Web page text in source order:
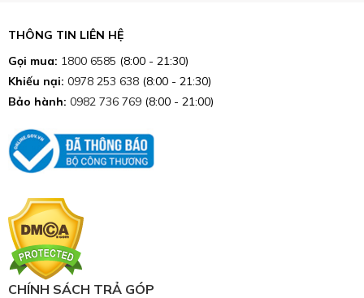
THÔNG TIN LIÊN HỆ
Gọi mua: 1800 6585 (8:00 - 21:30)
Khiếu nại: 0978 253 638 (8:00 - 21:30)
Bảo hành: 0982 736 769 (8:00 - 21:00)
CHÍNH SÁCH TRẢ GÓP